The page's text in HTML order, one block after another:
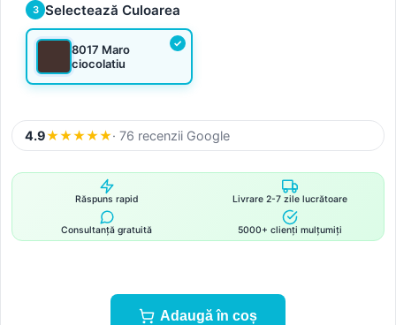
3 Selectează Culoarea
8017 Maro
ciocolatiu
4.9★★★★★· 76 recenzii Google
Răspuns rapid Livrare 2-7 zile lucrătoare
Consultanță gratuită 5000+ clienți mulțumiți
Adaugă în coș